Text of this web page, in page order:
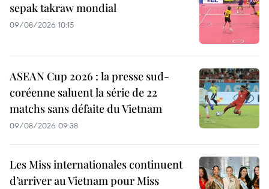
sepak takraw mondial
09/08/2026 10:15
ASEAN Cup 2026 : la presse sud-
coréenne saluent la série de 22
matchs sans défaite du Vietnam
09/08/2026 09:38
Les Miss internationales continuent
d’arriver au Vietnam pour Miss